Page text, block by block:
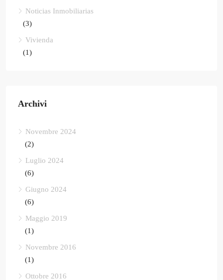
Noticias Inmobiliarias
(3)
Vivienda
(1)
Archivi
Novembre 2024
(2)
Luglio 2024
(6)
Giugno 2024
(6)
Maggio 2019
(1)
Novembre 2016
(1)
Ottobre 2016